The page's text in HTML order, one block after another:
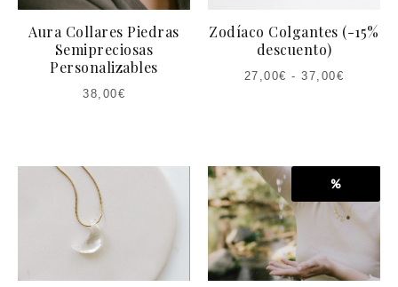
Aura Collares Piedras
Semipreciosas
Personalizables
38,00€
Zodíaco Colgantes (-15%
descuento)
27,00€ -37,00€
%